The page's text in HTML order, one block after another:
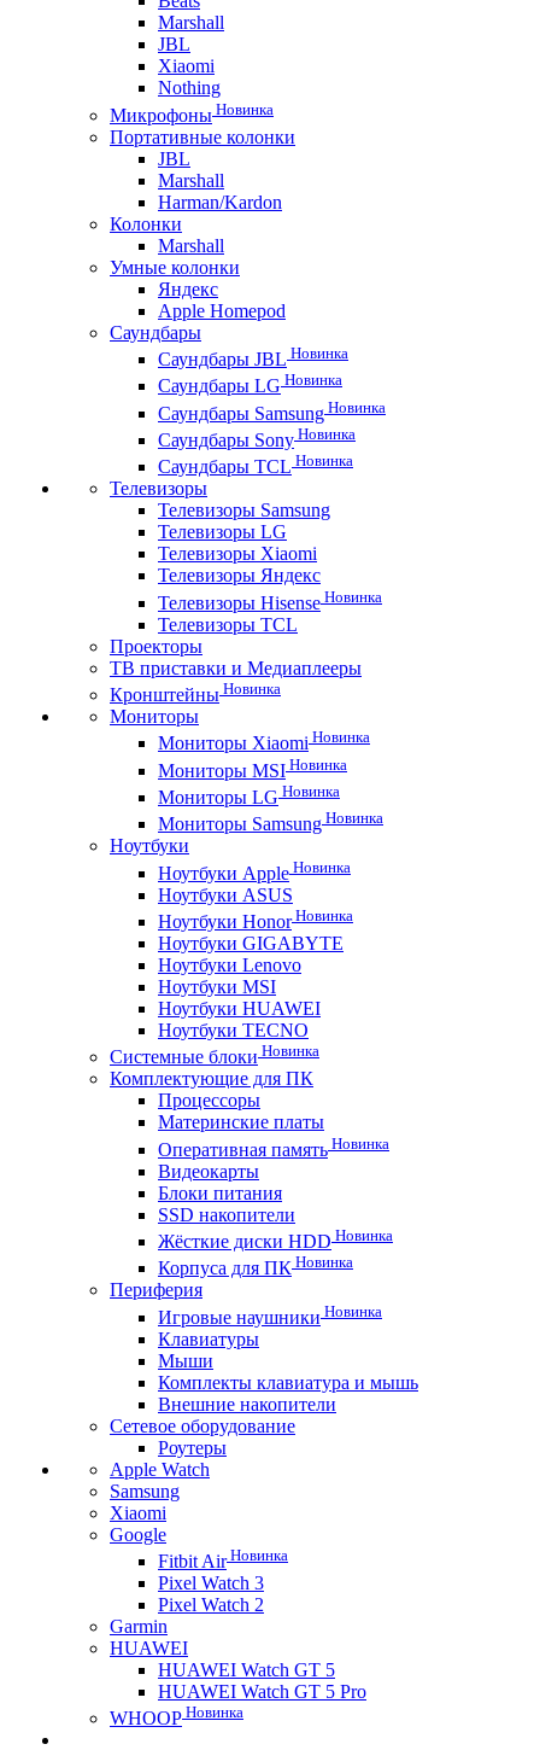
Marshall
JBL
Xiaomi
Nothing
Микрофоны Новинка
Портативные колонки
JBL
Marshall
Harman/Kardon
Колонки
Marshall
Умные колонки
Яндекс
Apple Homepod
Саундбары
Саундбары JBL Новинка
Саундбары LG Новинка
Саундбары Samsung Новинка
Саундбары Sony Новинка
Саундбары TCL Новинка
Телевизоры
Телевизоры Samsung
Телевизоры LG
Телевизоры Xiaomi
Телевизоры Яндекс
Телевизоры Hisense Новинка
Телевизоры TCL
Проекторы
ТВ приставки и Медиаплееры
Кронштейны Новинка
Мониторы
Мониторы Xiaomi Новинка
Мониторы MSI Новинка
Мониторы LG Новинка
Мониторы Samsung Новинка
Ноутбуки
Ноутбуки Apple Новинка
Ноутбуки ASUS
Ноутбуки HonorНовинка
Ноутбуки GIGABYTE
Ноутбуки Lenovo
Ноутбуки MSI
Ноутбуки HUAWEI
Ноутбуки TECNO
Системные блоки Новинка
Комплектующие для ПК
Процессоры
Материнские платы
Оперативная память Новинка
Видеокарты
Блоки питания
SSD накопители
Жёсткие диски HDD Новинка
Корпуса для ПК Новинка
Периферия
Игровые наушники Новинка
Клавиатуры
Мыши
Комплекты клавиатура и мышь
Внешние накопители
Сетевое оборудование
Роутеры
Apple Watch
Samsung
Xiaomi
Google
Fitbit AirНовинка
Pixel Watch 3
Pixel Watch 2
Garmin
HUAWEI
HUAWEI Watch GT 5
HUAWEI Watch GT 5 Pro
WHOOP Новинка